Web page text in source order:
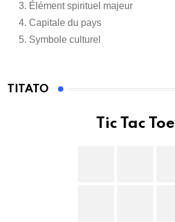
Élément spirituel majeur
Capitale du pays
Symbole culturel
TITATO
Tic Tac Toe